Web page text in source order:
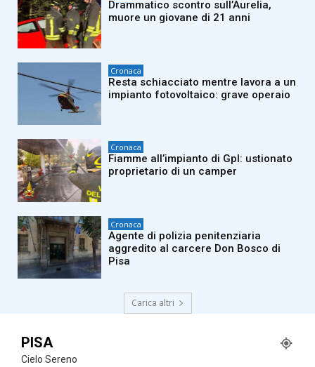
Drammatico scontro sull’Aurelia,
muore un giovane di 21 anni
Cronaca
Resta schiacciato mentre lavora a un
impianto fotovoltaico: grave operaio
Cronaca
Fiamme all’impianto di Gpl: ustionato
proprietario di un camper
Cronaca
Agente di polizia penitenziaria
aggredito al carcere Don Bosco di
Pisa
Carica altri
PISA
Cielo Sereno